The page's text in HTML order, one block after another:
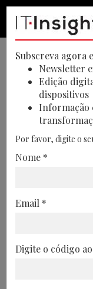
forem
mais
podem
Subscreva agora e
Newsletter
Edição
dispositivos
Informação
Por favor, digite o
Nome *
Email *
Digite o código